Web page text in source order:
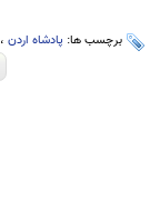
برچسب ها: پادشاه اردن ،